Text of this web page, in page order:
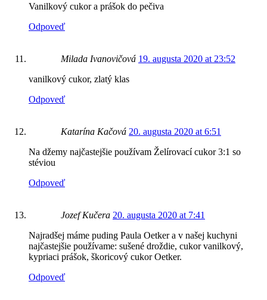
Vanilkový cukor a prášok do pečiva
Odpoveď
Milada Ivanovičová 19. augusta 2020 at 23:52
vanilkový cukor, zlatý klas
Odpoveď
Katarína Kačová 20. augusta 2020 at 6:51
Na džemy najčastejšie používam Želírovací cukor 3:1 so
stéviou
Odpoveď
Jozef Kučera 20. augusta 2020 at 7:41
Najradšej máme puding Paula Oetker a v našej kuchyni
najčastejšie používame: sušené droždie, cukor vanilkový,
kypriaci prášok, škoricový cukor Oetker.
Odpoveď